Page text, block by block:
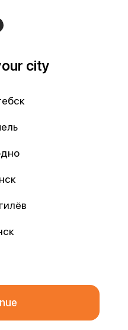
and the use of analytical
горисполкомом
зарегистрирован в
18.01.2021г.
city